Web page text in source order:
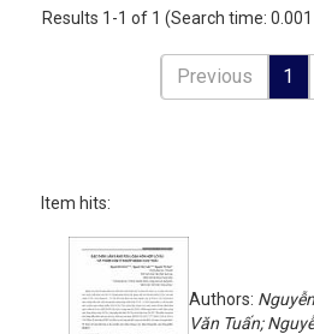
Results 1-1 of 1 (Search time: 0.001
Previous 1
Item hits:
Authors:
Văn Tuấn;